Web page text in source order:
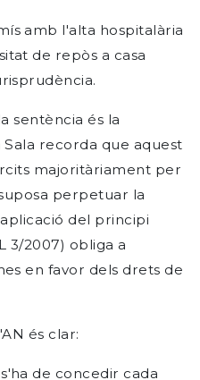
amb l'alta hospitalària
de repòs a casa
sentència és la
recorda que aquest
majoritàriament per
perpetuar la
del principi
3/2007) obliga a
en favor dels drets de
és clar:
de concedir cada